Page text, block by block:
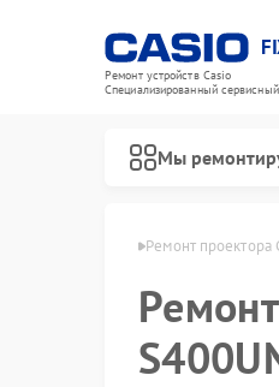
Ремонт устройств Casio
Специализированный cервисный
Мы
Casio в Череповце Ремонт проектора